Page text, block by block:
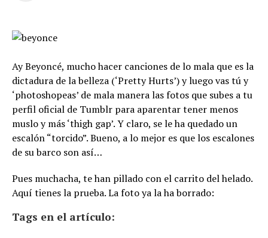
Ay Beyoncé, mucho hacer canciones de lo mala que es la
dictadura de la belleza (‘Pretty Hurts’) y luego vas tú y
‘photoshopeas’ de mala manera las fotos que subes a tu
perfil oficial de Tumblr para aparentar tener menos
muslo y más ‘thigh gap’. Y claro, se le ha quedado un
escalón “torcido”. Bueno, a lo mejor es que los escalones
de su barco son así…
Pues muchacha, te han pillado con el carrito del helado.
Aquí tienes la prueba. La foto ya la ha borrado:
Tags en el artículo: